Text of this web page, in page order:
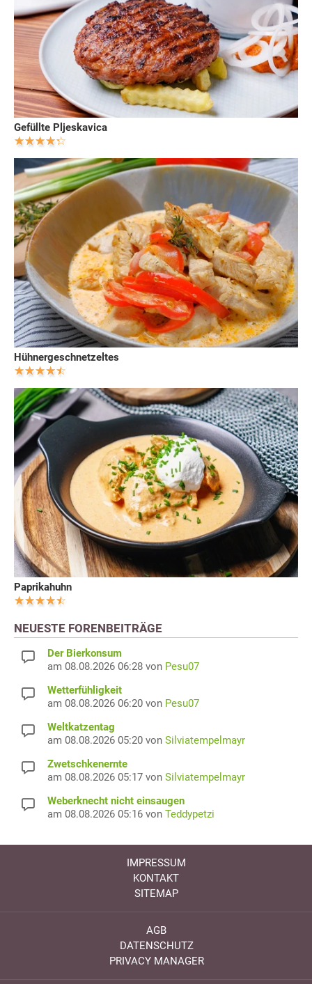
Gefüllte Pljeskavica
Hühnergeschnetzeltes
Paprikahuhn
NEUESTE FORENBEITRÄGE
Der Bierkonsum
am 08.08.2026 06:28 von Pesu07
Wetterfühligkeit
am 08.08.2026 06:20 von Pesu07
Weltkatzentag
am 08.08.2026 05:20 von Silviatempelmayr
Zwetschkenernte
am 08.08.2026 05:17 von Silviatempelmayr
Weberknecht nicht einsaugen
am 08.08.2026 05:16 von Teddypetzi
IMPRESSUM
KONTAKT
SITEMAP
AGB
DATENSCHUTZ
PRIVACY MANAGER